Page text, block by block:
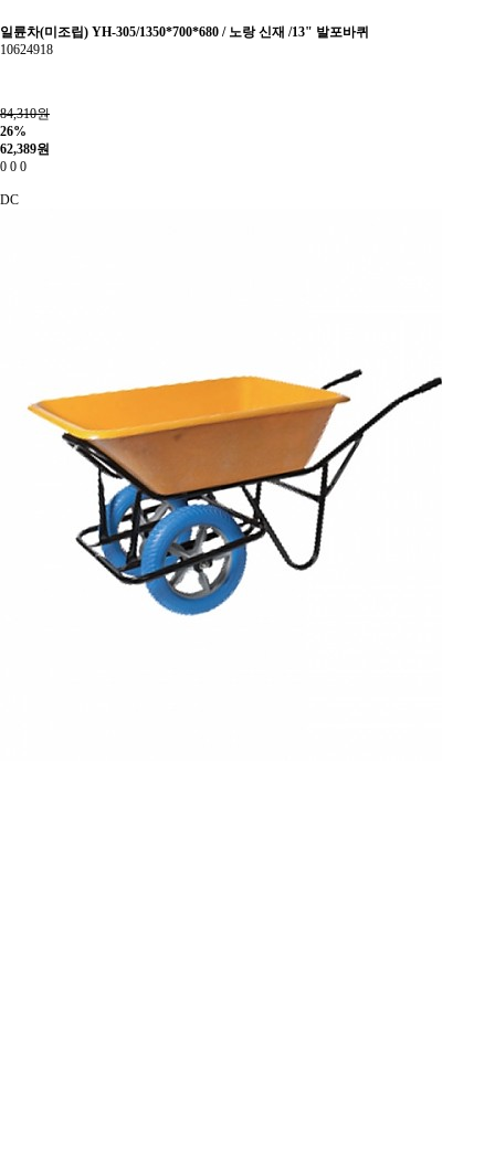
일륜차(미조립) YH-305/1350*700*680 / 노랑 신재 /13" 발포바퀴
10624918
84,310원
26%
62,389원
0 0 0
DC